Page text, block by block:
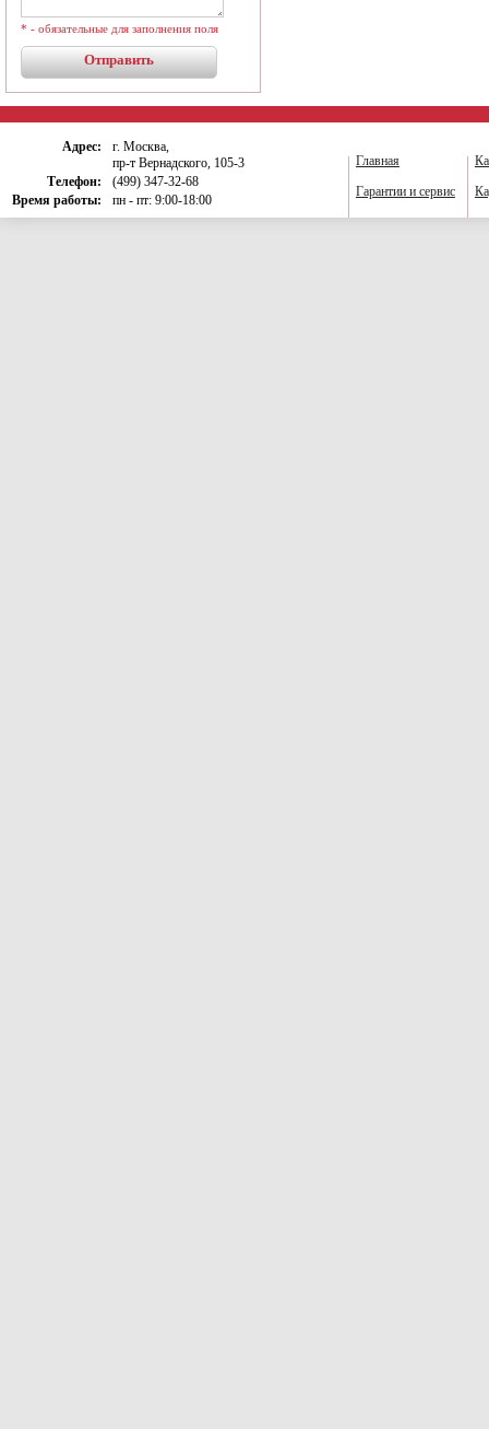
* - обязательные для заполнения поля
Адрес:
г. Москва,
пр-т Вернадского, 105-3
Телефон:
(499) 347-32-68
Время работы:
пн - пт: 9:00-18:00
Главная
Гарантии и сервис